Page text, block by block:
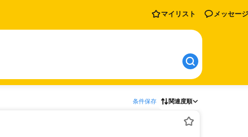
マイリスト メッセージ
条件保存 関連度順